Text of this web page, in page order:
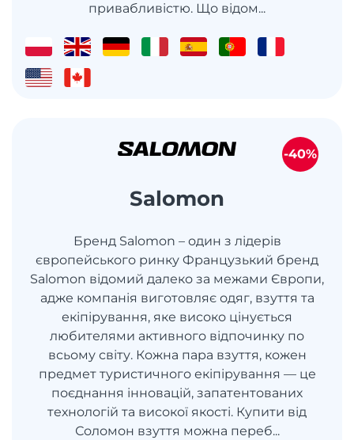
привабливістю. Що відом...
Salomon
Бренд Salomon – один з лідерів
європейського ринку Французький бренд
Salomon відомий далеко за межами Європи,
адже компанія виготовляє одяг, взуття та
екіпірування, яке високо цінується
любителями активного відпочинку по
всьому світу. Кожна пара взуття, кожен
предмет туристичного екіпірування — це
поєднання інновацій, запатентованих
технологій та високої якості. Купити від
Соломон взуття можна переб...
-40%